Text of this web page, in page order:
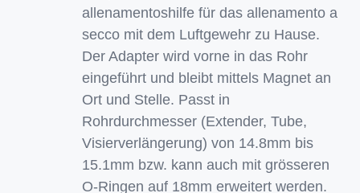
allenamentoshilfe für das allenamento a
secco mit dem Luftgewehr zu Hause.
Der Adapter wird vorne in das Rohr
eingeführt und bleibt mittels Magnet an
Ort und Stelle. Passt in
Rohrdurchmesser (Extender, Tube,
Visierverlängerung) von 14.8mm bis
15.1mm bzw. kann auch mit grösseren
O-Ringen auf 18mm erweitert werden.